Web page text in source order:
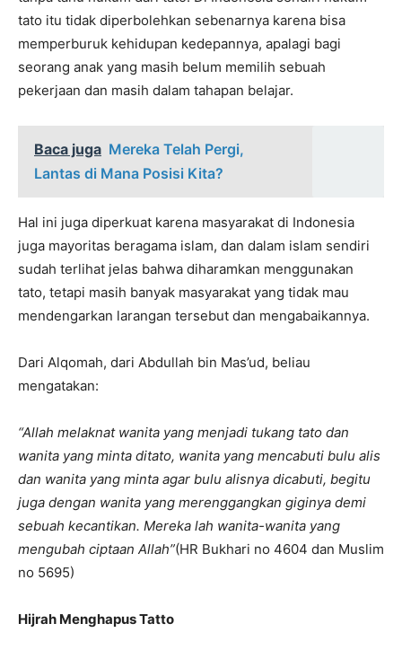
tato itu tidak diperbolehkan sebenarnya karena bisa
memperburuk kehidupan kedepannya, apalagi bagi
seorang anak yang masih belum memilih sebuah
pekerjaan dan masih dalam tahapan belajar.
Baca juga Mereka Telah Pergi,
Lantas di Mana Posisi Kita?
Hal ini juga diperkuat karena masyarakat di Indonesia
juga mayoritas beragama islam, dan dalam islam sendiri
sudah terlihat jelas bahwa diharamkan menggunakan
tato, tetapi masih banyak masyarakat yang tidak mau
mendengarkan larangan tersebut dan mengabaikannya.
Dari Alqomah, dari Abdullah bin Mas’ud, beliau
mengatakan:
“Allah melaknat wanita yang menjadi tukang tato dan
wanita yang minta ditato, wanita yang mencabuti bulu alis
dan wanita yang minta agar bulu alisnya dicabuti, begitu
juga dengan wanita yang merenggangkan giginya demi
sebuah kecantikan. Mereka lah wanita-wanita yang
mengubah ciptaan Allah”(HR Bukhari no 4604 dan Muslim
no 5695)
Hijrah Menghapus Tatto